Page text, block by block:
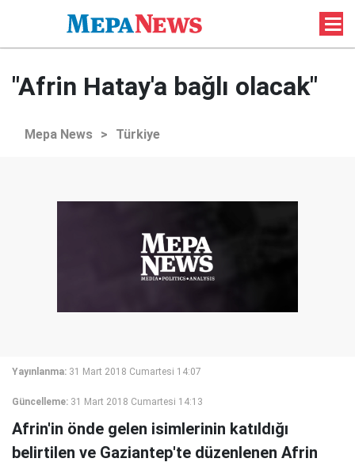
"Afrin Hatay'a bağlı olacak"
Mepa News > Türkiye
Yayınlanma: 31 Mart 2018 Cumartesi 14:07
Güncelleme: 31 Mart 2018 Cumartesi 14:13
Afrin'in önde gelen isimlerinin katıldığı
belirtilen ve Gaziantep'te düzenlenen Afrin